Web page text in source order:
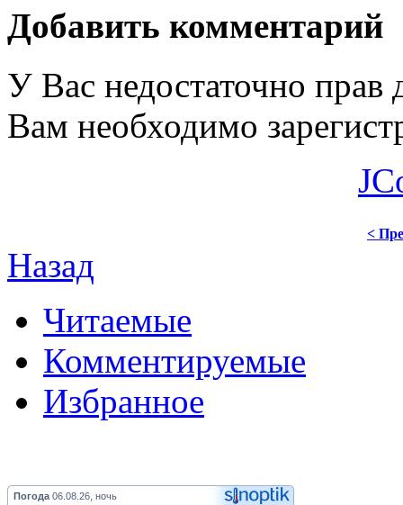
Добавить комментарий
У Вас недостаточно прав
Вам необходимо
<
Назад
Читаемые
Комментируемые
Избранное
Погода 06.08.26, ночь